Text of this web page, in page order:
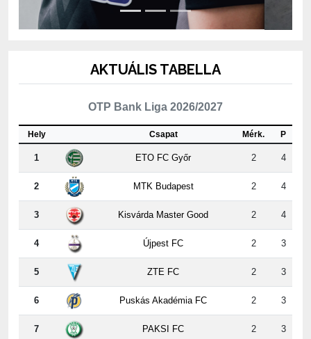
OTP Bank Liga 2026/2027
Csapat
1 ETO FC Győr 2 4
2 MTK Budapest 2 4
3 Kisvárda Master Good 2 4
4 Újpest FC 2 3
5 ZTE FC 2 3
6 Puskás Akadémia FC 2 3
7 PAKSI FC 2 3
8 Nyíregyháza 2 3